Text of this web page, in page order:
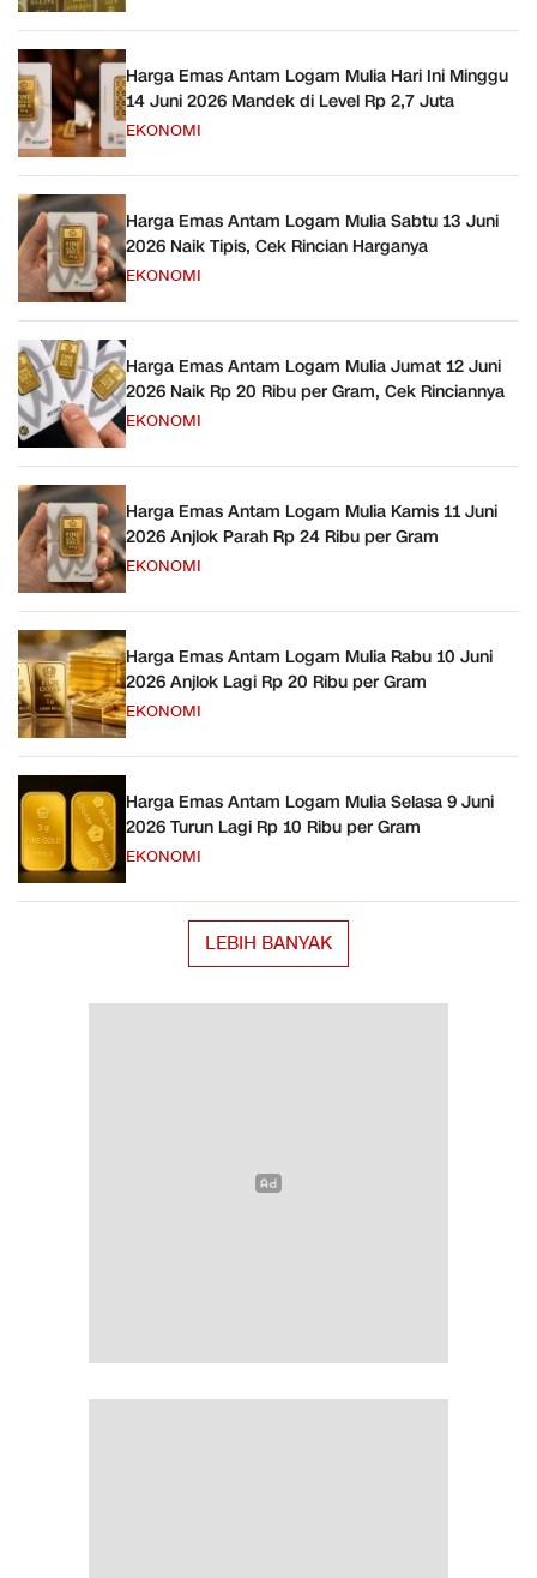
Harga Emas Antam Logam Mulia Hari Ini Minggu
14 Juni 2026 Mandek di Level Rp 2,7 Juta
EKONOMI
Harga Emas Antam Logam Mulia Sabtu 13 Juni
2026 Naik Tipis, Cek Rincian Harganya
EKONOMI
Harga Emas Antam Logam Mulia Jumat 12 Juni
2026 Naik Rp 20 Ribu per Gram, Cek Rinciannya
EKONOMI
Harga Emas Antam Logam Mulia Kamis 11 Juni
2026 Anjlok Parah Rp 24 Ribu per Gram
EKONOMI
Harga Emas Antam Logam Mulia Rabu 10 Juni
2026 Anjlok Lagi Rp 20 Ribu per Gram
EKONOMI
Harga Emas Antam Logam Mulia Selasa 9 Juni
2026 Turun Lagi Rp 10 Ribu per Gram
EKONOMI
LEBIH BANYAK